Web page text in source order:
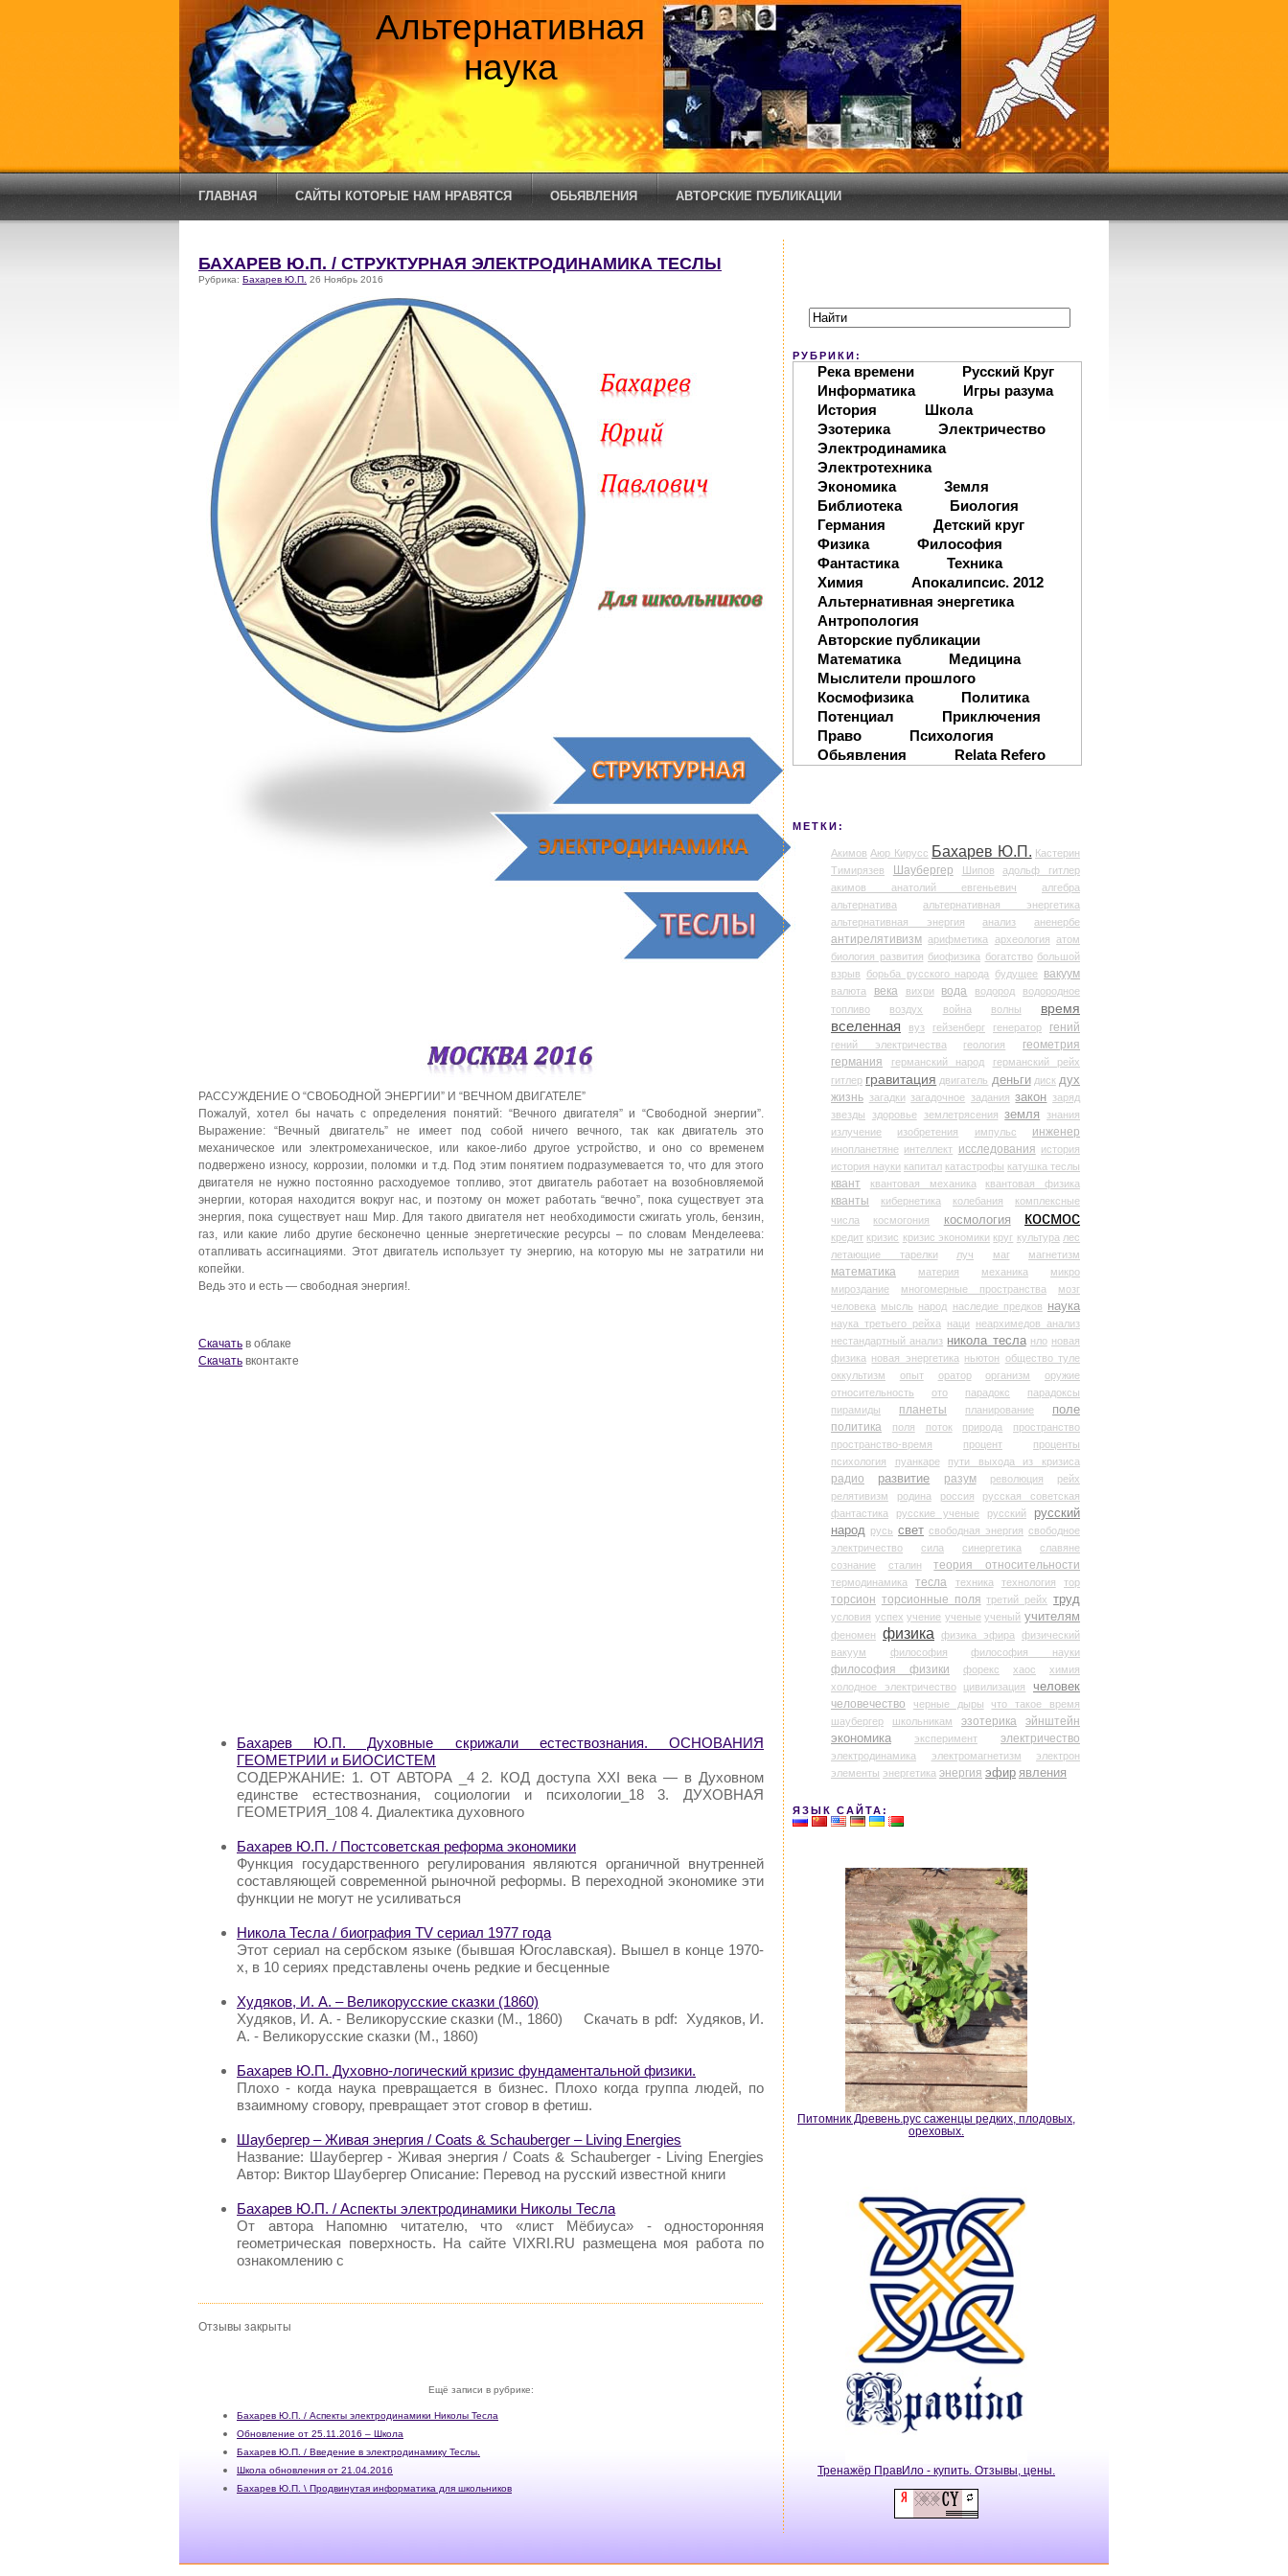
Альтернативная
наука
ГЛАВНАЯ САЙТЫ КОТОРЫЕ НАМ НРАВЯТСЯ ОБЬЯВЛЕНИЯ АВТОРСКИЕ ПУБЛИКАЦИИ
БАХАРЕВ Ю.П. / СТРУКТУРНАЯ ЭЛЕКТРОДИНАМИКА ТЕСЛЫ
Рубрика: Бахарев Ю.П. 26 Ноябрь 2016
РАССУЖДЕНИЕ О “СВОБОДНОЙ ЭНЕРГИИ” И “ВЕЧНОМ ДВИГАТЕЛЕ”
Пожалуй, хотел бы начать с определения понятий: “Вечного двигателя” и “Свободной энергии”.
Выражение: “Вечный двигатель” не имеет под собой ничего вечного, так как двигатель это
механическое или электромеханическое, или какое-либо другое устройство, и оно со временем
подвержено износу, коррозии, поломки и т.д. Под этим понятием подразумевается то, что для этого
двигателя не нужно постоянно расходуемое топливо, этот двигатель работает на возобновляемой
энергии, которая находится вокруг нас, и поэтому он может работать “вечно”, пока существует эта
энергия, пока существует наш Мир. Для такого двигателя нет необходимости сжигать уголь, бензин,
газ, или какие либо другие бесконечно ценные энергетические ресурсы – по словам Менделеева:
отапливать ассигнациями. Этот двигатель использует ту энергию, на которую мы не затратили ни
копейки.
Ведь это и есть — свободная энергия!.
Скачать в облаке
Скачать вконтакте
Бахарев Ю.П. Духовные скрижали естествознания. ОСНОВАНИЯ
ГЕОМЕТРИИ и БИОСИСТЕМ
СОДЕРЖАНИЕ: 1. ОТ АВТОРА _4 2. КОД доступа XXI века — в Духовном
единстве естествознания, социологии и психологии_18 3. ДУХОВНАЯ
ГЕОМЕТРИЯ_108 4. Диалектика духовного
Бахарев Ю.П. / Постсоветская реформа экономики
Функция государственного регулирования являются органичной внутренней
составляющей современной рыночной реформы. В переходной экономике эти
функции не могут не усиливаться
Никола Тесла / биография TV сериал 1977 года
Этот сериал на сербском языке (бывшая Югославская). Вышел в конце 1970-
х, в 10 сериях представлены очень редкие и бесценные
Худяков, И. А. – Великорусские сказки (1860)
Худяков, И. А. - Великорусские сказки (М., 1860) Скачать в pdf: Худяков, И.
А. - Великорусские сказки (М., 1860)
Бахарев Ю.П. Духовно-логический кризис фундаментальной физики.
Плохо - когда наука превращается в бизнес. Плохо когда группа людей, по
взаимному сговору, превращает этот сговор в фетиш.
Шаубергер – Живая энергия / Coats & Schauberger – Living Energies
Название: Шаубергер - Живая энергия / Coats & Schauberger - Living Energies
Автор: Виктор Шаубергер Описание: Перевод на русский известной книги
Бахарев Ю.П. / Аспекты электродинамики Николы Тесла
От автора Напомню читателю, что «лист Мёбиуса» - односторонняя
геометрическая поверхность. На сайте VIXRI.RU размещена моя работа по
ознакомлению с
Отзывы закрыты
Ещё записи в рубрике:
Бахарев Ю.П. / Аспекты электродинамики Николы Тесла
Обновление от 25.11.2016 – Школа
Бахарев Ю.П. / Введение в электродинамику Теслы.
Школа обновления от 21.04.2016
Бахарев Ю.П. \ Продвинутая информатика для школьников
РУБРИКИ:
Река времени
Русский Круг
Информатика
Игры разума
История
Школа
Эзотерика
Электричество
Электродинамика
Электротехника
Экономика
Земля
Библиотека
Биология
Германия
Детский круг
Физика
Философия
Фантастика
Техника
Химия
Апокалипсис. 2012
Альтернативная энергетика
Антропология
Авторские публикации
Математика
Медицина
Мыслители прошлого
Космофизика
Политика
Потенциал
Приключения
Право
Психология
Обьявления
Relata Refero
МЕТКИ:
Акимов Аюр Кирусс Бахарев Ю.П. Кастерин
Тимирязев
Шаубергер Шипов
адольф гитлер
акимов анатолий евгеньевич
алгебра
альтернатива
альтернативная энергетика
альтернативная энергия
анализ аненербе
антирелятивизм арифметика археология атом
биология развития биофизика богатство большой
взрыв
борьба русского народа будущее вакуум
валюта века вихри вода водород
водородное
топливо
воздух война волны
время
вселенная
вуз гейзенберг генератор гений
гений электричества геология
геометрия
германия
германский народ
германский рейх
гитлер гравитация двигатель деньги диск дух
жизнь загадки загадочное задания закон заряд
звезды
здоровье землетрясения земля
знания
излучение
изобретения импульс инженер
инопланетяне интеллект исследования история
история науки капитал катастрофы катушка теслы
квант квантовая механика квантовая физика
кванты кибернетика колебания
комплексные
числа
космогония космология космос
кредит кризис кризис экономики круг культура лес
летающие тарелки
луч маг магнетизм
математика материя механика
микро
мироздание
многомерные пространства
мозг
человека мысль народ наследие предков наука
наука третьего рейха наци
неархимедов анализ
нестандартный анализ никола тесла нло новая
физика новая энергетика ньютон общество туле
оккультизм
опыт оратор организм
оружие
относительность
ото парадокс
парадоксы
пирамиды
планеты планирование
поле
политика
поля поток природа
пространство
пространство-время
процент
проценты
психология
пуанкаре пути выхода из кризиса
радио развитие разум революция
рейх
релятивизм
родина россия
русская советская
фантастика
русские ученые русский
русский
народ русь свет свободная энергия свободное
электричество
сила синергетика
славяне
сознание
сталин теория относительности
термодинамика тесла техника технология тор
торсион торсионные поля третий рейх труд
условия успех учение ученые ученый учителям
феномен физика физика эфира
физический
вакуум
философия философия науки
философия физики форекс хаос
химия
холодное электричество
цивилизация человек
человечество черные дыры
что такое время
шаубергер
школьникам эзотерика
эйнштейн
экономика
эксперимент электричество
электродинамика электромагнетизм
электрон
элементы энергетика энергия эфир явления
ЯЗЫК САЙТА:
Питомник Древень.рус саженцы редких, плодовых,
ореховых.
Тренажёр ПравИло - купить. Отзывы, цены.